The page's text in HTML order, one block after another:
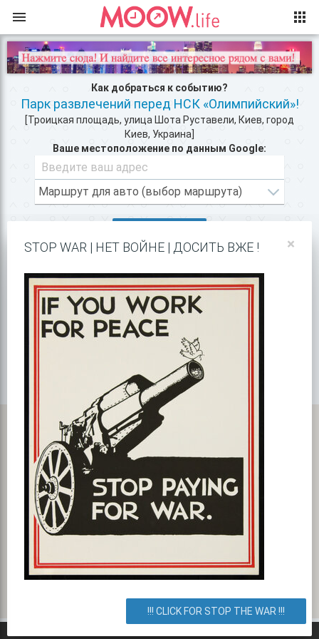
Как добраться к событию?
Парк развлечений перед НСК «Олимпийский»!
[Троицкая площадь, улица Шота Руставели, Киев, город
Киев, Украина]
Ваше местоположение по данным Google:
КЛУБЫ КИЕВА >>
РАЗВЛЕЧЕНИЯ РЯДОМ >>
ПОКАЗАТЬ НА GOOGLE MAPS!
Карта с маршрутом, как добратся на мероприятие или проехать
к событию. Парк развлечений перед НСК «Олимпийский»!
Троицкая площадь, улица Шота Руставели, Киев, город Киев,
Украина. Как добраться? Как доехать? Маршрут.
×
STOP WAR | НЕТ ВОЙНЕ | ДОСИТЬ ВЖЕ !
!!! CLICK FOR STOP THE WAR !!!